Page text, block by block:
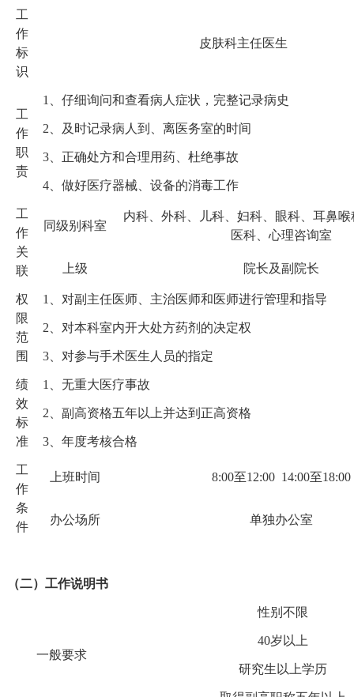
工
作
标
识
皮肤科主任医生
工
作
职
责
1 、仔细询问和查看病人症状，完整记录病史
2 、及时记录病人到、离医务室的时间
3、正确处方和合理用药、杜绝事故
4、做好医疗器械、设备的消毒工作
工
作
关
联
同级别科室
内科、外科、儿科、妇科、眼科、耳鼻
医科、心理咨询室
上级 院长及副院长
权
限
范
围
1 、对副主任医师、主治医师和医师进行管理和指导
2 、对本科室内开大处方药剂的决定权
3、对参与手术医生人员的指定
绩
效
标
准
1 、无重大医疗事故
2 、副高资格五年以上并达到正高资格
3、年度考核合格
工
作
条
件
上班时间 8:00至12:00 14:00至18:00
办公场所 单独办公室
（二）工作说明书
一般要求
性别不限
40岁以上
研究生以上学历